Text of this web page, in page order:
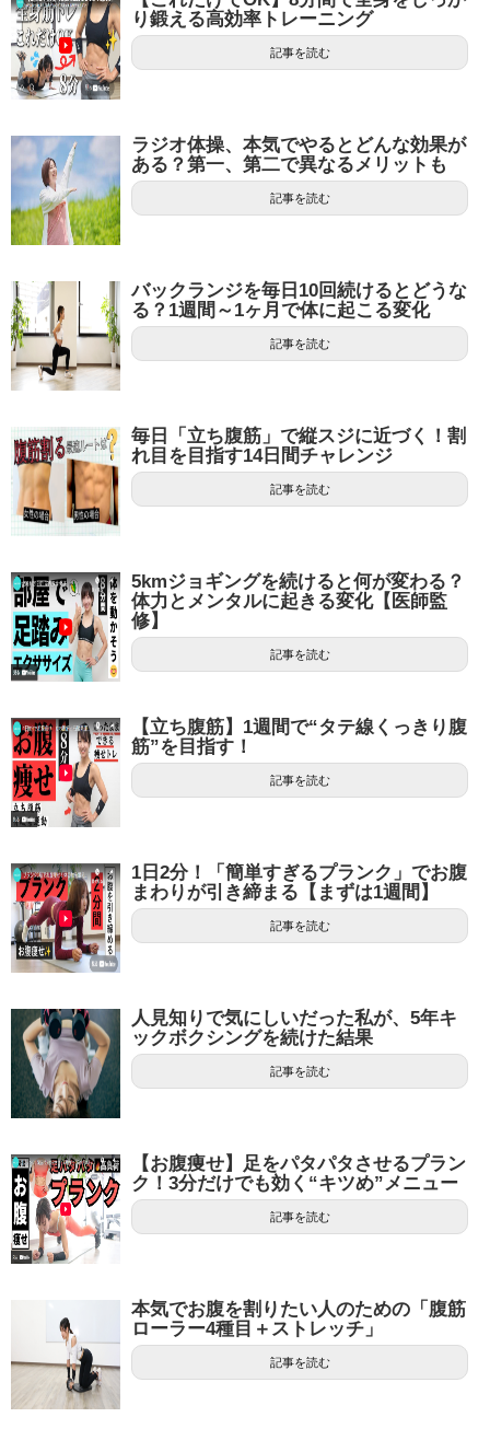
り鍛える高効率トレーニング
記事を読む
ラジオ体操、本気でやるとどんな効果が
ある？第一、第二で異なるメリットも
記事を読む
バックランジを毎日10回続けるとどうな
る？1週間～1ヶ月で体に起こる変化
記事を読む
毎日「立ち腹筋」で縦スジに近づく！割
れ目を目指す14日間チャレンジ
記事を読む
5kmジョギングを続けると何が変わる？
体力とメンタルに起きる変化【医師監
修】
記事を読む
【立ち腹筋】1週間で“タテ線くっきり腹
筋”を目指す！
記事を読む
1日2分！「簡単すぎるプランク」でお腹
まわりが引き締まる【まずは1週間】
記事を読む
人見知りで気にしいだった私が、5年キ
ックボクシングを続けた結果
記事を読む
【お腹痩せ】足をパタパタさせるプラン
ク！3分だけでも効く“キツめ”メニュー
記事を読む
本気でお腹を割りたい人のための「腹筋
ローラー4種目＋ストレッチ」
記事を読む